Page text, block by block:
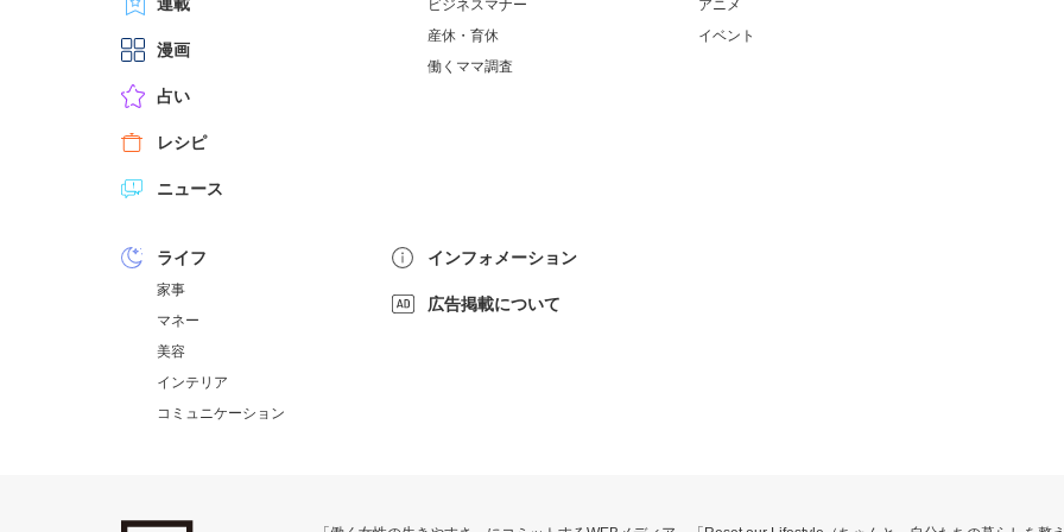
漫画
占い
レシピ
ニュース
ビジネスマナー
産休・育休
働くママ調査
アニメ
イベント
ライフ
家事
マネー
美容
インテリア
コミュニケーション
インフォメーション
広告掲載について